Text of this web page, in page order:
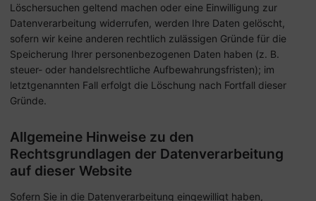
Löschersuchen geltend machen oder eine Einwilligung zur
Datenverarbeitung widerrufen, werden Ihre Daten gelöscht,
sofern wir keine anderen rechtlich zulässigen Gründe für die
Speicherung Ihrer personenbezogenen Daten haben (z. B.
steuer- oder handelsrechtliche Aufbewahrungsfristen); im
letztgenannten Fall erfolgt die Löschung nach Fortfall dieser
Gründe.
Allgemeine Hinweise zu den
Rechtsgrundlagen der Datenverarbeitung
auf dieser Website
Sofern Sie in die Datenverarbeitung eingewilligt haben,